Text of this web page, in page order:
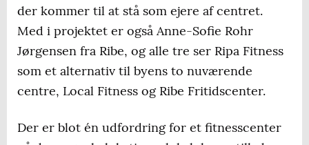
der kommer til at stå som ejere af centret.
Med i projektet er også Anne-Sofie Rohr
Jørgensen fra Ribe, og alle tre ser Ripa Fitness
som et alternativ til byens to nuværende
centre, Local Fitness og Ribe Fritidscenter.
Der er blot én udfordring for et fitnesscenter